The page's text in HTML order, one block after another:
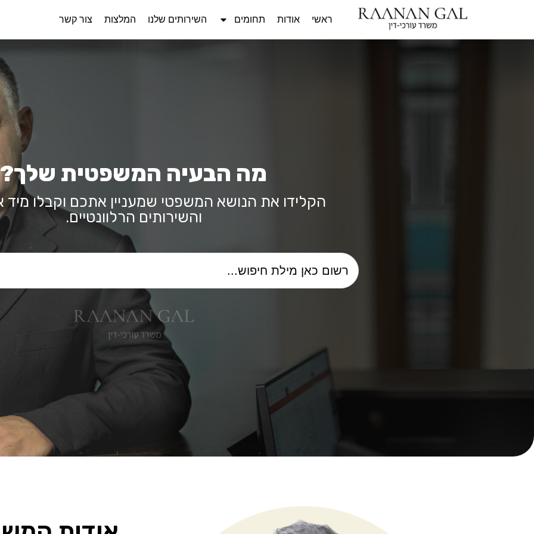
ראשי אודות תחומים השירותים שלנו המלצות צור קשר
מה הבעיה המשפטית שלך?
הקלידו את הנושא המשפטי שמעניין אתכם וקבלו
והשירותים הרלוונטיים.